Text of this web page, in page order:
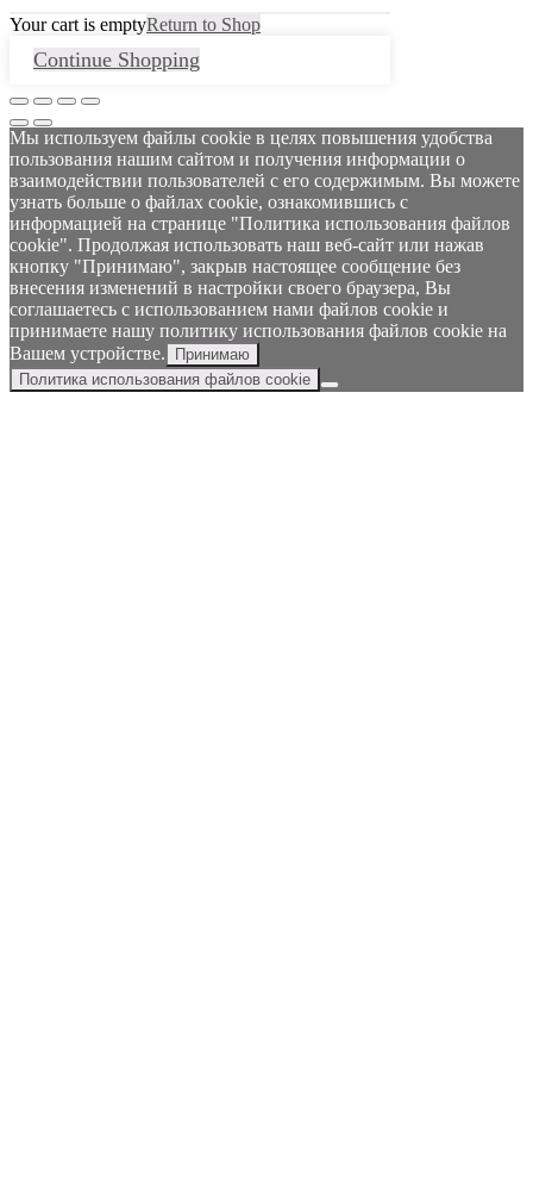
Your cart is emptyReturn to Shop
Continue Shopping
Мы используем файлы cookie в целях повышения удобства
пользования нашим сайтом и получения информации о
взаимодействии пользователей с его содержимым. Вы можете
узнать больше о файлах cookie, ознакомившись с
информацией на странице "Политика использования файлов
cookie". Продолжая использовать наш веб-сайт или нажав
кнопку "Принимаю", закрыв настоящее сообщение без
внесения изменений в настройки своего браузера, Вы
соглашаетесь с использованием нами файлов cookie и
принимаете нашу политику использования файлов cookie на
Вашем устройстве.
Принимаю
Политика использования файлов cookie